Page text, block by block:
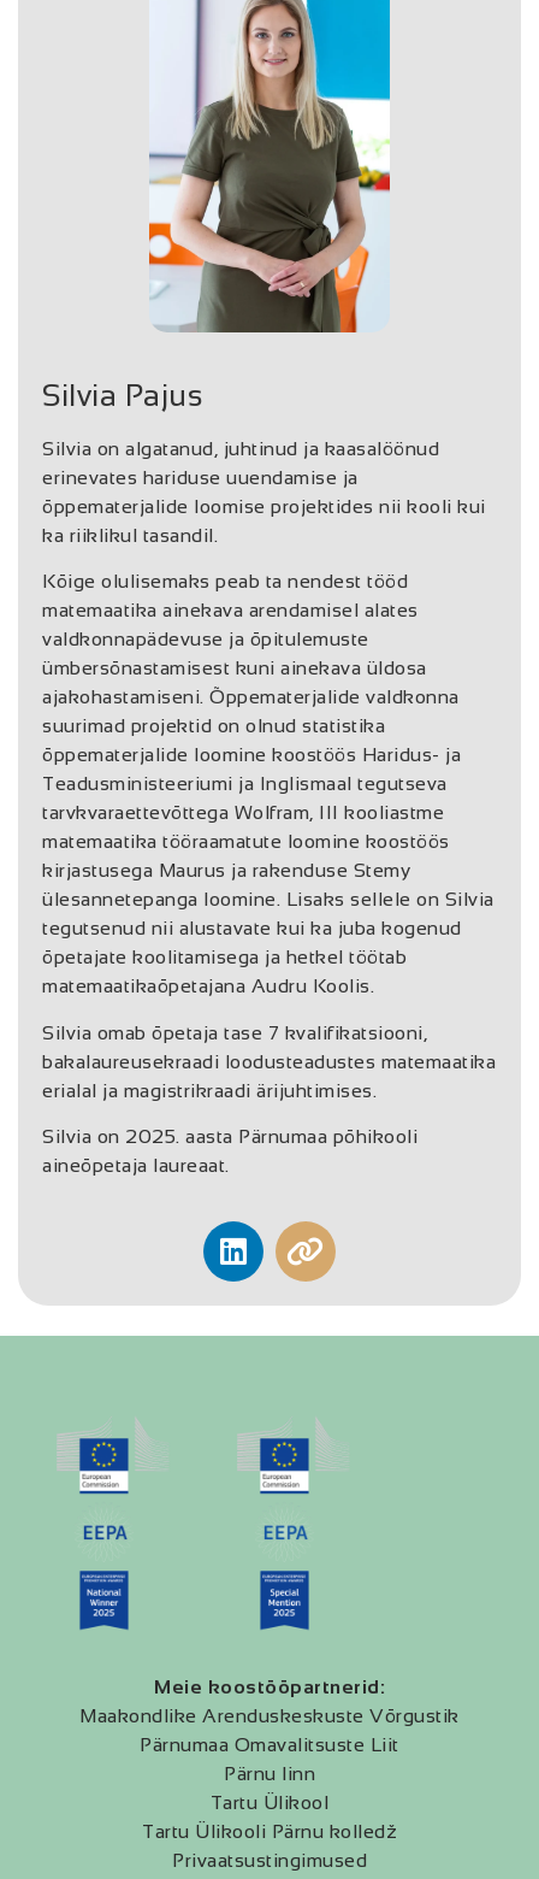
Silvia Pajus
Silvia on algatanud, juhtinud ja kaasalöönud
erinevates hariduse uuendamise ja
õppematerjalide loomise projektides nii kooli kui
ka riiklikul tasandil.
Kõige olulisemaks peab ta nendest tööd
matemaatika ainekava arendamisel alates
valdkonnapädevuse ja õpitulemuste
ümbersõnastamisest kuni ainekava üldosa
ajakohastamiseni. Õppematerjalide valdkonna
suurimad projektid on olnud statistika
õppematerjalide loomine koostöös Haridus- ja
Teadusministeeriumi ja Inglismaal tegutseva
tarvkvaraettevõttega Wolfram, III kooliastme
matemaatika tööraamatute loomine koostöös
kirjastusega Maurus ja rakenduse Stemy
ülesannetepanga loomine. Lisaks sellele on Silvia
tegutsenud nii alustavate kui ka juba kogenud
õpetajate koolitamisega ja hetkel töötab
matemaatikaõpetajana Audru Koolis.
Silvia omab õpetaja tase 7 kvalifikatsiooni,
bakalaureusekraadi loodusteadustes matemaatika
erialal ja magistrikraadi ärijuhtimises.
Silvia on 2025. aasta Pärnumaa põhikooli
aineõpetaja laureaat.
Meie koostööpartnerid:
Maakondlike Arenduskeskuste Võrgustik
Pärnumaa Omavalitsuste Liit
Pärnu linn
Tartu Ülikool
Tartu Ülikooli Pärnu kolledž
Privaatsustingimused